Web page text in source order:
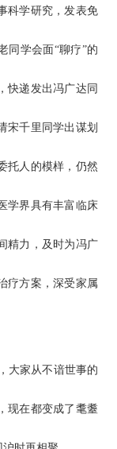
科学研究，发表免
同学会面“聊疗”的
快递发出冯广达同
宋千里同学出谋划
托人的模样，仍然
学界具有丰富临床
精力，及时为冯广
疗方案，深受家属
大家从不谙世事的
现在都变成了耄耋